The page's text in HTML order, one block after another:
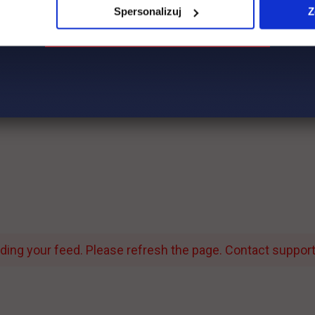
Spersonalizuj
your feed. Please refresh the page. Contact